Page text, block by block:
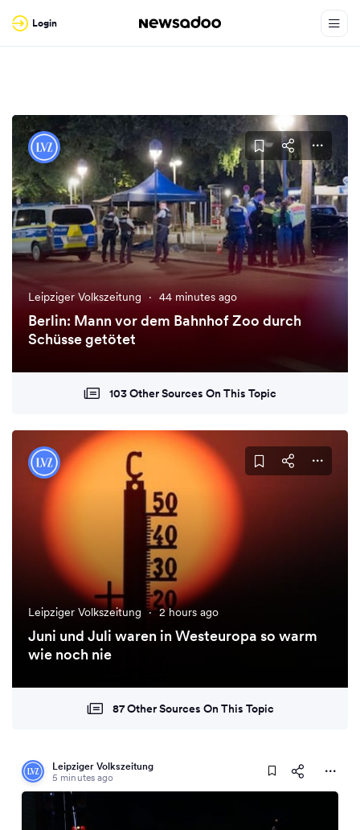
Login
Leipziger Volkszeitung · 44 minutes ago
Berlin: Mann vor dem Bahnhof Zoo durch
Schüsse getötet
103 Other Sources On This Topic
Leipziger Volkszeitung · 2 hours ago
Juni und Juli waren in Westeuropa so warm
wie noch nie
87 Other Sources On This Topic
Leipziger Volkszeitung
5 minutes ago